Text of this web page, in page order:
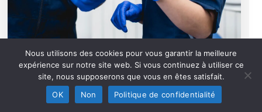
Bac Pro
1350 h
En Alternance
Montreuil
Nous utilisons des cookies pour vous garantir la meilleure
expérience sur notre site web. Si vous continuez à utiliser ce
site, nous supposerons que vous en êtes satisfait.
OK
Non Politique de confidentialité